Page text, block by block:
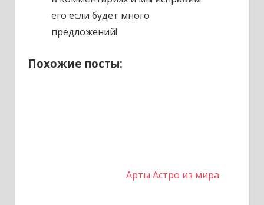
его если будет много
предложений!
Похожие посты:
Арты Астро из мира